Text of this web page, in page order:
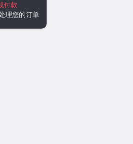
付款
理您的订单